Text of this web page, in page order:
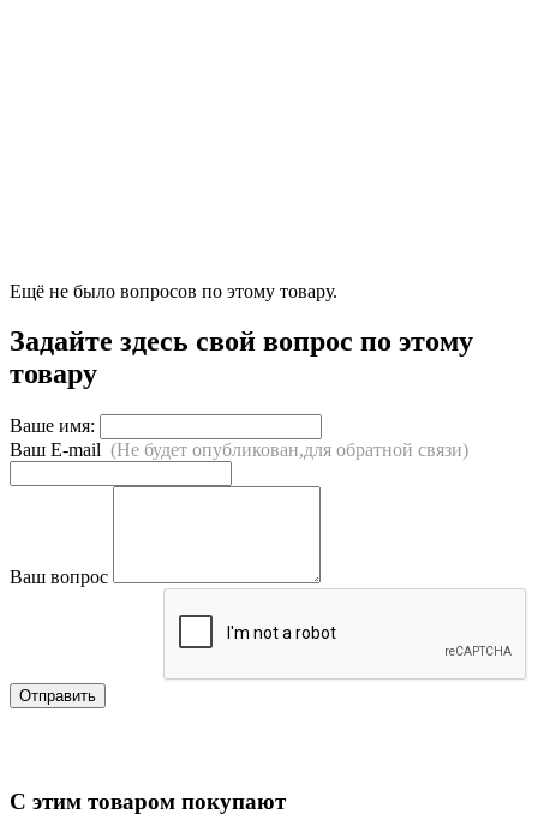
Ещё не было вопросов по этому товару.
Задайте здесь свой вопрос по этому
товару
Ваше имя:
Ваш E-mail (Не будет опубликован,для обратной связи)
Ваш вопрос
Отправить
С этим товаром покупают